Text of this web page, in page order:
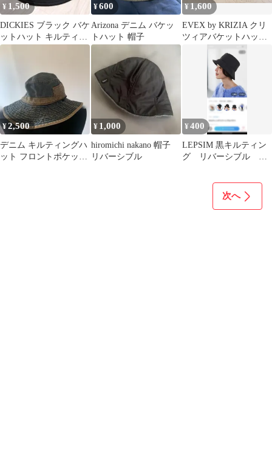
¥ 1,500
DICKIES ブラック バケ
ットハット キルティン
グ 57-59cm
¥600
Arizona デニム バケッ
トハット 帽子
¥1,600
EVEX by KRIZIA クリ
ツィアバケットハット
ブラック キルティング
¥2,500
デニム キルティングハ
ット フロントポケット
¥ 1,000
hiromichi nakano 帽子
リバーシブル
¥400
LEPSIM 黒キルティン
グ リバーシブル バ
次へ